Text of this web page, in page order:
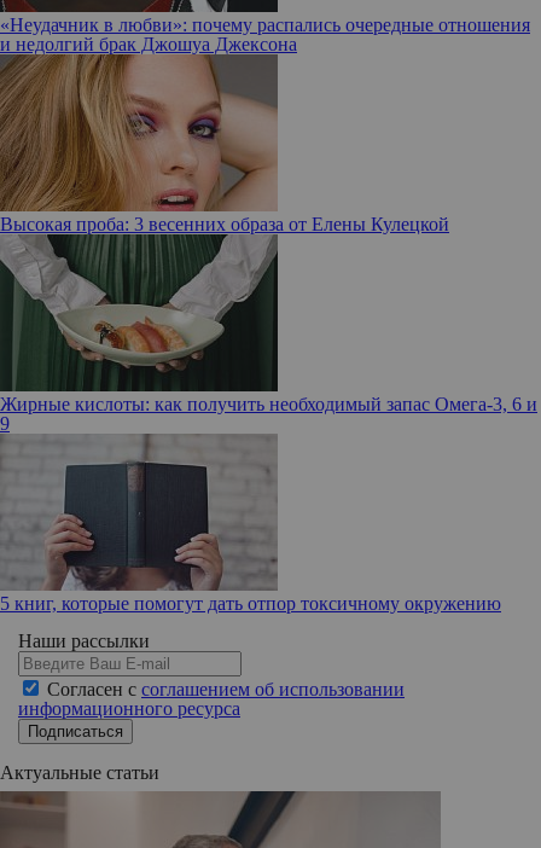
«Неудачник в любви»: почему распались очередные отношения
и недолгий брак Джошуа Джексона
Высокая проба: 3 весенних образа от Елены Кулецкой
Жирные кислоты: как получить необходимый запас Омега-3, 6 и
9
5 книг, которые помогут дать отпор токсичному окружению
Наши рассылки
Согласен с соглашением об использовании
информационного ресурса
Подписаться
Актуальные статьи